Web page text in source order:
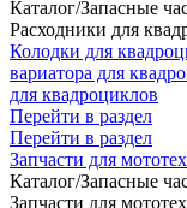
Каталог/Запасные
Расходники для
Колодки для
вариатора для
для квадроциклов
Перейти в раздел
Перейти в раздел
Запчасти для
Каталог/Запасные
Запчасти для